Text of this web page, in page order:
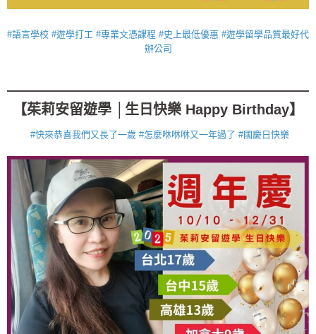
#語言學校 #遊學打工 #專業文憑課程 #史上最低優惠 #遊學留學品質最好代
辦公司
【茱莉安留遊學 │生日快樂 Happy Birthday】
#快來恭喜我們又長了一歲 #怎麼咻咻咻又一年過了 #國慶日快樂